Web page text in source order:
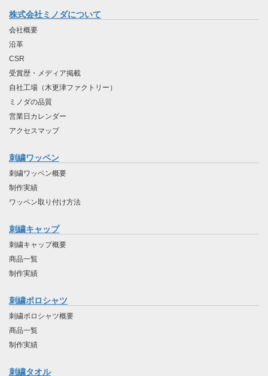
株式会社ミノダについて
会社概要
沿革
CSR
受賞歴・メディア掲載
自社工場（木更津ファクトリー）
ミノダの品質
営業日カレンダー
アクセスマップ
刺繍ワッペン
刺繍ワッペン概要
制作実績
ワッペン取り付け方法
刺繍キャップ
刺繍キャップ概要
商品一覧
制作実績
刺繍ポロシャツ
刺繍ポロシャツ概要
商品一覧
制作実績
刺繍タオル